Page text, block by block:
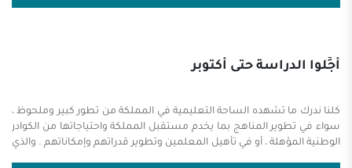
أجِّلوا الدراسة حتى أكتوبر
كلنا ندرك ما تشهده الساحة التعليمية في المملكة من تطور كبير وملحوظ ،
سواء في تطوير المناهج بما يخدم مستقبل المملكة واحتياجاتها من الكوادر
الوطنية المؤهلة ، أو في تأهيل المعلمين وتطوير قدراتهم وإمكاناتهم . والذي